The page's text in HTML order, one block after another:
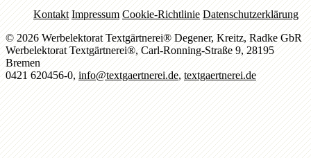
Kontakt Impressum Cookie-Richtlinie Datenschutzerklärung
© 2026 Werbelektorat Textgärtnerei® Degener, Kreitz, Radke GbR
Werbelektorat Textgärtnerei®, Carl-Ronning-Straße 9, 28195
Bremen
0421 620456-0,info@textgaertnerei.de,textgaertnerei.de